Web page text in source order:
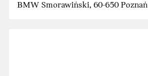
BMW Smorawiński, 60-650 Poznań